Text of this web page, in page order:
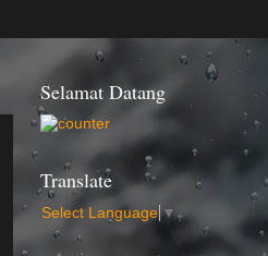
Selamat Datang
Translate
Select Language ▼